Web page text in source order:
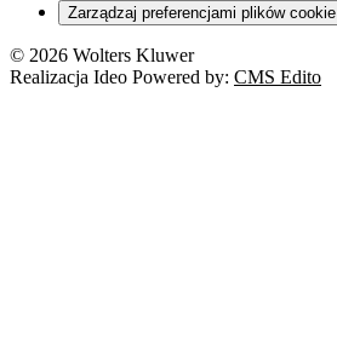
Zarządzaj preferencjami plików cookie
© 2026 Wolters Kluwer
Realizacja Ideo Powered by: CMS Edito